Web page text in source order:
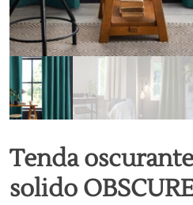
Tenda
solido